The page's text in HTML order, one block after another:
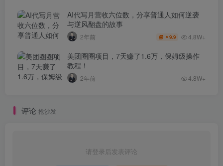
AI代写月营收六位数，分享普通人如何逆袭
与逆风翻盘的故事
2年前 ￥9.9 4.8W+
美团圈圈项目，7天赚了1.6万，保姆级操作
教程！
2年前 4.8W+
评论 抢沙发
请登录后发表评论